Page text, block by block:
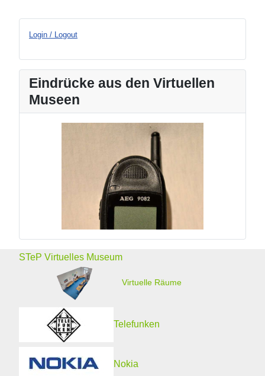
Login / Logout
Eindrücke aus den Virtuellen
Museen
STeP Virtuelles Museum
Virtuelle Räume
Telefunken
Nokia